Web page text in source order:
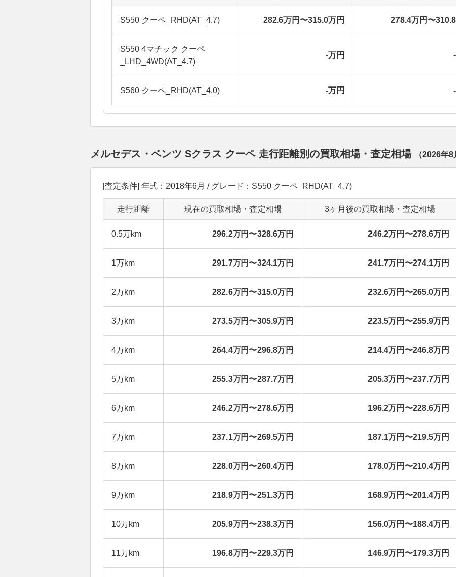
S550 クーペ_RHD(AT_4.7) 282.6万円〜315.0万円 278.4万円〜
S550 4マチック クーペ
_LHD_4WD(AT_4.7)
-万円
S560 クーペ_RHD(AT_4.0) -万円
メルセデス・ベンツ Sクラス クーペ 走行距離別の買取相場・査定相場 （2026年8
[査定条件] 年式：2018年6月 / グレード：S550 クーペ_RHD(AT_4.7)
走行距離 現在の買取相場・査定相場 3ヶ月後の買取相場・査定相場
0.5万km 296.2万円〜328.6万円 246.2万円〜278.6万円
1万km 291.7万円〜324.1万円 241.7万円〜274.1万円
2万km 282.6万円〜315.0万円 232.6万円〜265.0万円
3万km 273.5万円〜305.9万円 223.5万円〜255.9万円
4万km 264.4万円〜296.8万円 214.4万円〜246.8万円
5万km 255.3万円〜287.7万円 205.3万円〜237.7万円
6万km 246.2万円〜278.6万円 196.2万円〜228.6万円
7万km 237.1万円〜269.5万円 187.1万円〜219.5万円
8万km 228.0万円〜260.4万円 178.0万円〜210.4万円
9万km 218.9万円〜251.3万円 168.9万円〜201.4万円
10万km 205.9万円〜238.3万円 156.0万円〜188.4万円
11万km 196.8万円〜229.3万円 146.9万円〜179.3万円